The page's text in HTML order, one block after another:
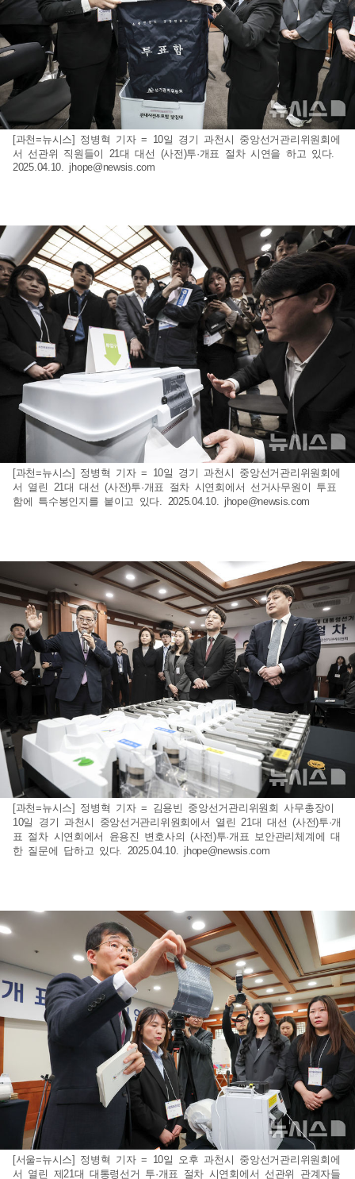
[과천=뉴시스] 정병혁 기자 = 10일 경기 과천시 중앙선거관리위원회에
서 선관위 직원들이 21대 대선 (사전)투·개표 절차 시연을 하고 있다.
2025.04.10. jhope@newsis.com
[과천=뉴시스] 정병혁 기자 = 10일 경기 과천시 중앙선거관리위원회에
서 열린 21대 대선 (사전)투·개표 절차 시연회에서 선거사무원이 투표
함에 특수봉인지를 붙이고 있다. 2025.04.10. jhope@newsis.com
[과천=뉴시스] 정병혁 기자 = 김용빈 중앙선거관리위원회 사무총장이
10일 경기 과천시 중앙선거관리위원회에서 열린 21대 대선 (사전)투·개
표 절차 시연회에서 윤용진 변호사의 (사전)투·개표 보안관리체계에 대
한 질문에 답하고 있다. 2025.04.10. jhope@newsis.com
[서울=뉴시스] 정병혁 기자 = 10일 오후 과천시 중앙선거관리위원회에
서 열린 제21대 대통령선거 투·개표 절차 시연회에서 선관위 관계자들